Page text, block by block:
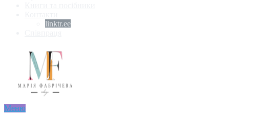
linktr.ee
Меню